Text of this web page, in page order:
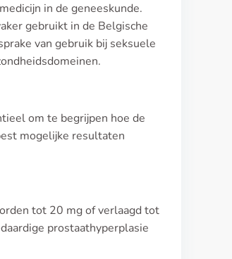
in de geneeskunde.
gebruikt in de Belgische
van gebruik bij seksuele
om te begrijpen hoe de
mogelijke resultaten
tot 20 mg of verlaagd tot
prostaathyperplasie